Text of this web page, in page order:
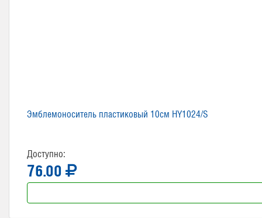
Эмблемоноситель пластиковый 10см HY1024/S
Доступно:
76.00